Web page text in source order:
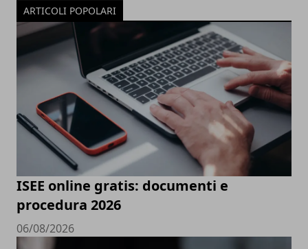
ARTICOLI POPOLARI
ISEE online gratis: documenti e
procedura 2026
06/08/2026